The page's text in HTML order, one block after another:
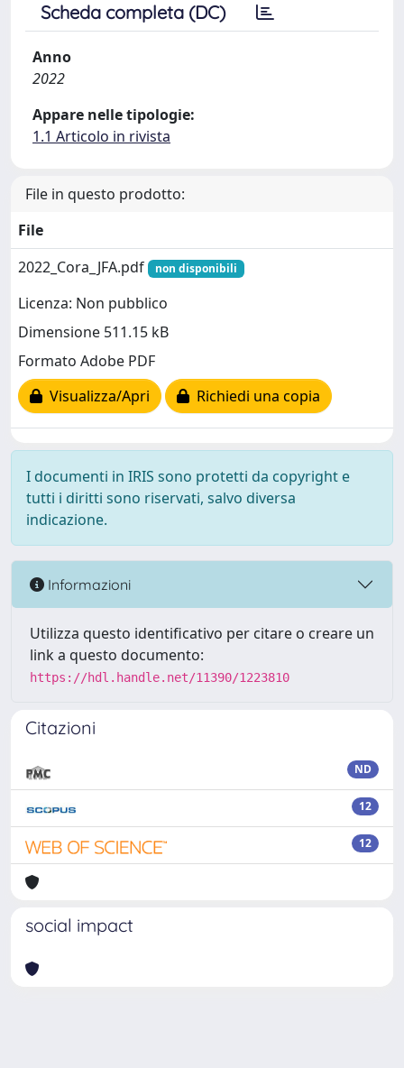
Scheda completa (DC)
Anno
2022
Appare nelle tipologie:
1.1 Articolo in rivista
File in questo prodotto:
File
2022_Cora_JFA.pdf
non disponibili
Licenza: Non pubblico
Dimensione 511.15 kB
Formato Adobe PDF
Visualizza/Apri
Richiedi una copia
I documenti in IRIS sono protetti da copyright e
tutti i diritti sono riservati, salvo diversa
indicazione.
Informazioni
Utilizza questo identificativo per citare o creare un
link a questo documento:
https://hdl.handle.net/11390/1223810
Citazioni
ND
12
12
social impact